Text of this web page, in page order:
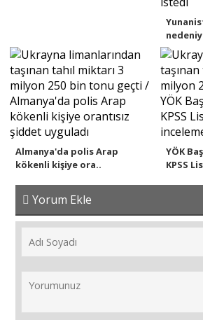
Almanya'da polis Arap
kökenli kişiye ora..
YÖK
KPSS
Yorum Ekle